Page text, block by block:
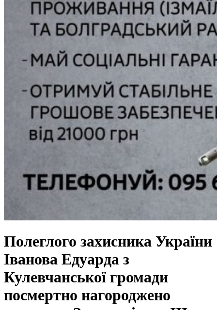
Полеглого захисника України
Іванова Едуарда з
Кулевчанської громади
посмертно нагороджено